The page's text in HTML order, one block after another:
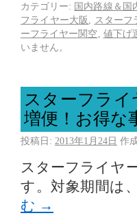
カテゴリー: 国内路線＆国
フライヤー大阪
スターフ
ーフライヤー関空
値下げ
いません。
スターフラ
増便！お得な
投稿日: 2013年1月24日 作
スターフライヤ
す。対象期間は
む →